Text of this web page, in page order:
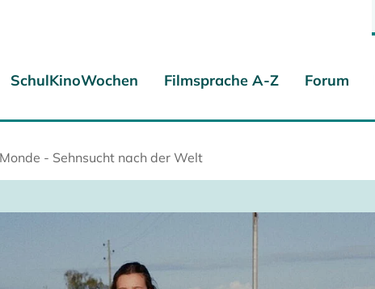
SchulKinoWochen Filmsprache A-Z Forum
- Sehnsucht nach der Welt